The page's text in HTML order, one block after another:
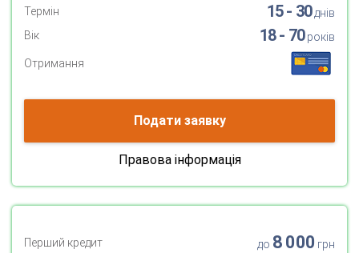
Термін 15 - 30днів
Вік
18 - 70років
Отримання
Подати заявку
Правова інформація
Перший кредит до 8 000 грн